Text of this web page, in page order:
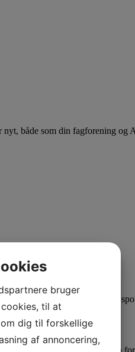
både som din fagforening og
vælge mellem 4 forskellige
og lækker frokost.
er inviteret.
medlemskab af fagforeningen
bruger
til at
dig til forskellige
af annoncering,